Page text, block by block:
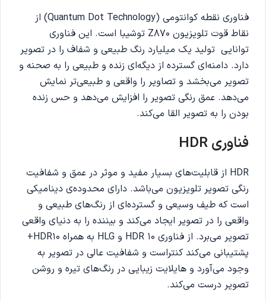
فناوری نقطه کوانتومی (Quantum Dot Technology) از
نقاط قوت تلویزیون Z870 توشیبا است. این فناوری
توانایی تولید یک میلیارد رنگ طبیعی و شفاف را در تصویر
دارد. دامنه‌ای گسترده از دیگه‌ای زنده و طبیعی را به صحنه و
تصویر می‌بخشد و تصاویر را واقعی و طبیعی‌‌تر نمایش
می‌دهد. عمق رنگی تصویر را افزایش می‌دهد و حس زنده
بودن را به تصویر القا می‌کند.
فناوری HDR
HDR از قابلیت‌های بسیار مفید و موثر در عمق و شفافیت
رنگی تصویر تلویزیون می‌باشد. دارای محدوده‌ی دینامیکی
است که طیف وسیعی و گسترده‌ای از رنگ‌های طبیعی و
واقعی را در تصویر ایجاد می‌کند و بیننده را به دنیای واقعی
تصویر می‌برد. از فناوری HDR 10 و HLG به همراه HDR10+
پشتیبانی می‌کند کنتراست و شفافیت عالی در تصویر به
وجود می‌آورد و هایلایت زیبایی در رنگ‌های تیره و روشن
تصویر درست می‌کند.